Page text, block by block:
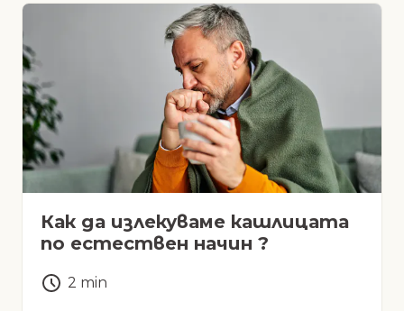
Как да излекуваме кашлицата
по естествен начин ?
2 min